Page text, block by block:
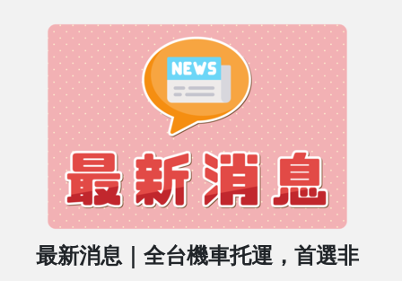
最新消息｜全台機車托運，首選非